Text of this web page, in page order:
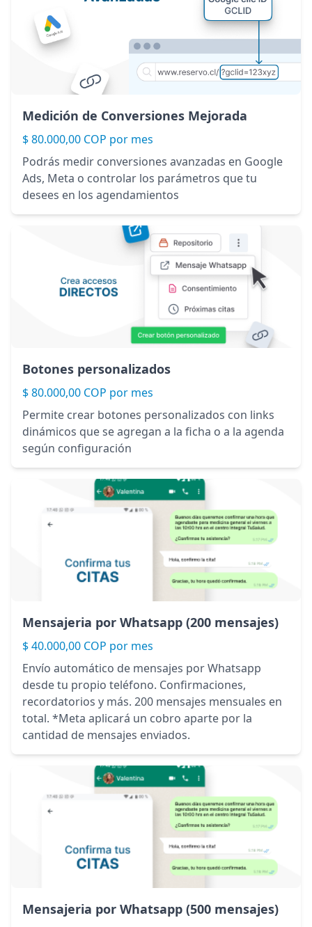
Medición de Conversiones Mejorada
$ 80.000,00 COP por mes
Podrás medir conversiones avanzadas en Google
Ads, Meta o controlar los parámetros que tu
desees en los agendamientos
Botones personalizados
$ 80.000,00 COP por mes
Permite crear botones personalizados con links
dinámicos que se agregan a la ficha o a la agenda
según configuración
Mensajeria por Whatsapp (200 mensajes)
$ 40.000,00 COP por mes
Envío automático de mensajes por Whatsapp
desde tu propio teléfono. Confirmaciones,
recordatorios y más. 200 mensajes mensuales en
total. *Meta aplicará un cobro aparte por la
cantidad de mensajes enviados.
Mensajeria por Whatsapp (500 mensajes)